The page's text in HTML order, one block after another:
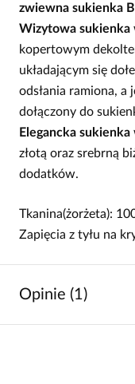
zwiewna sukienka
Wizytowa sukienka
kopertowym
układającym się
odsłania ramiona, a
dołączony do
Elegancka sukienka
złotą oraz srebrną
dodatków.
Tkanina(żorżeta):
Zapięcia z tyłu na
Opinie (1)